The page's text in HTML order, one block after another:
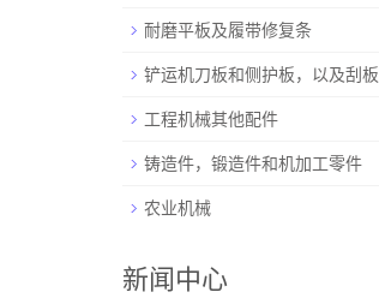
耐磨平板及履带修复条
铲运机刀板和侧护板，以及刮板
工程机械其他配件
铸造件，锻造件和机加工零件
农业机械
新闻中心